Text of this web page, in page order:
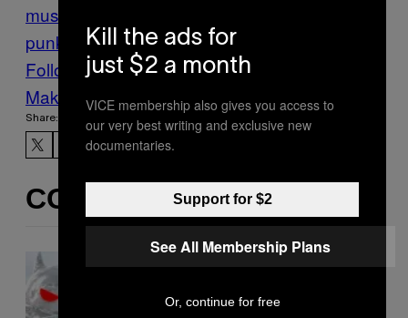
musica
punk
recensioni Streaming
Follow Us On Discover
Make Us Preferred In Top Stories
Share:
CONTENUTI SIMILI
Kill the ads for
just $2 a month
VICE membership also gives you access to
our very best writing and exclusive new
documentaries.
Support for $2
See All Membership Plans
Or, continue for free